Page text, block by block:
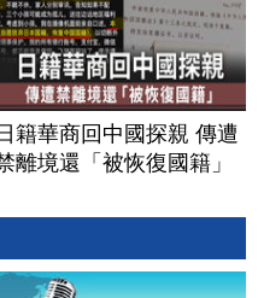
日籍華商回中國探親 傳遭
離境還「被恢復國籍」